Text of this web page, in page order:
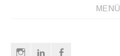
graphic design & photography
MENÜ
InstagramLinkedIn